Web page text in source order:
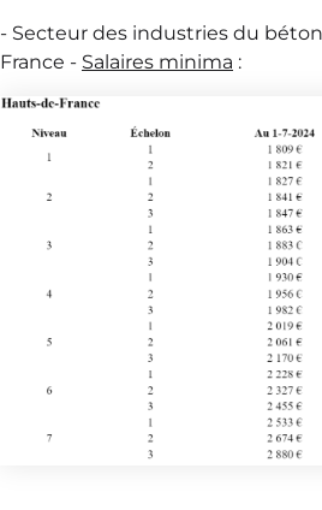
- Secteur des industries du
France - Salaires minima :